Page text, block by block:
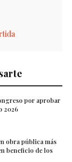
por aprobar
2026
obra pública más
beneficio de los